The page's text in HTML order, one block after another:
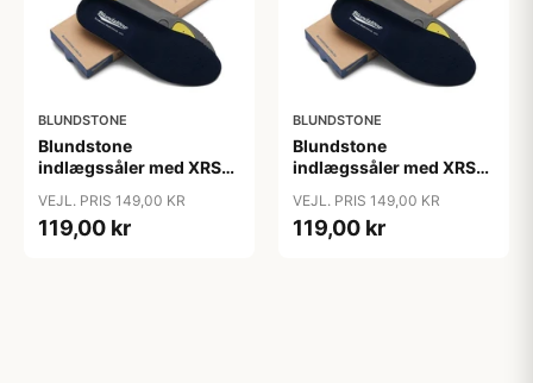
BLUNDSTONE
Blundstone
indlægssåler med XRS
VEJL. PRIS 149,00 KR
119,00 kr
BLUNDSTONE
Blundstone
indlægssåler med XRS
VEJL. PRIS 149,00 KR
119,00 kr